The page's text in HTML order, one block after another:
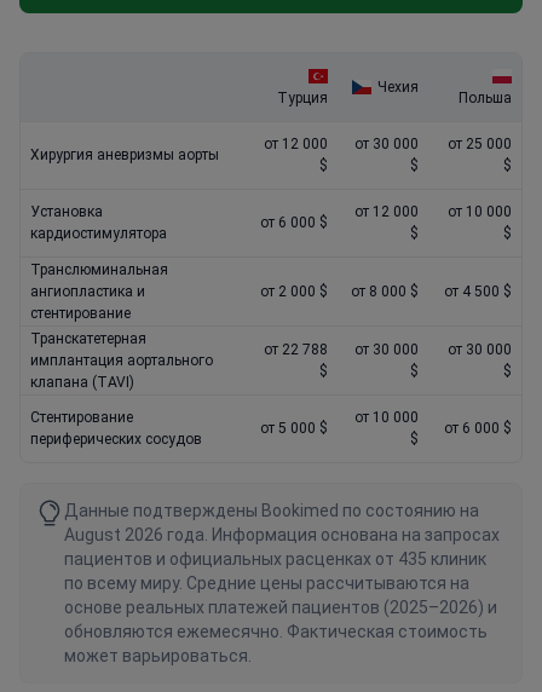
Турция
Чехия
Польша
Хирургия аневризмы аорты
от 12 000
$
от 30 000
$
от 25 000
$
Установка
кардиостимулятора
от 6 000 $
от 12 000
$
от 10 000
$
Транслюминальная
ангиопластика и
стентирование
от 2 000 $ от 8 000 $ от 4 500 $
Транскатетерная
имплантация аортального
клапана (TAVI)
от 22 788
$
от 30 000
$
от 30 000
$
Стентирование
периферических сосудов
от 5 000 $
от 10 000
$
от 6 000 $
Данные подтверждены Bookimed по состоянию на
August 2026 года. Информация основана на запросах
пациентов и официальных расценках от 435 клиник
по всему миру. Средние цены рассчитываются на
основе реальных платежей пациентов (2025–2026) и
обновляются ежемесячно. Фактическая стоимость
может варьироваться.